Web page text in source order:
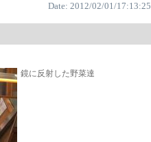
Date: 2012/02/01/17:13:25
鏡に反射した野菜達